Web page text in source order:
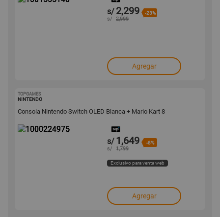
s/ 2,299 -23%
s/ 2,999
Agregar
TOPGAMES
NINTENDO
Consola Nintendo Switch OLED Blanca + Mario Kart 8
s/ 1,649 -8%
s/ 1,799
Exclusivo para venta web
Agregar